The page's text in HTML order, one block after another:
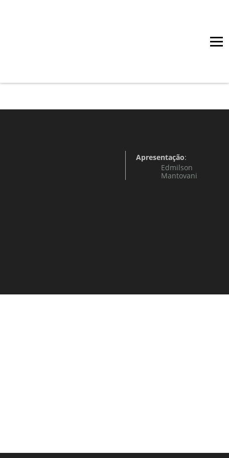
Café com Bandas
Apresentação:
Edmilson
Mantovani